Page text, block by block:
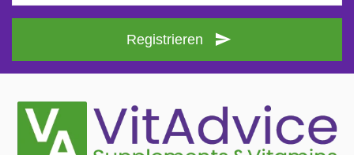
Registrieren